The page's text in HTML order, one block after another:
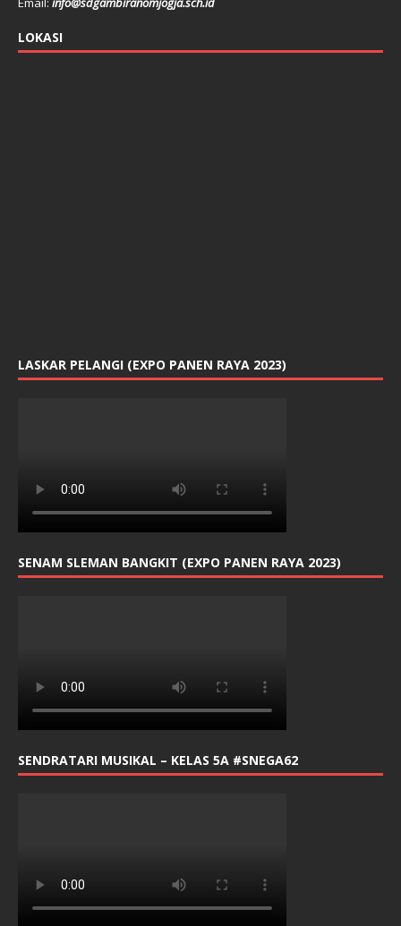
LOKASI
LASKAR PELANGI (EXPO PANEN RAYA 2023)
SENAM SLEMAN BANGKIT (EXPO PANEN RAYA 2023)
SENDRATARI MUSIKAL – KELAS 5A #SNEGA62